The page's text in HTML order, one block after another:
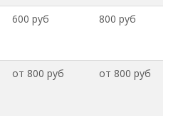
600 руб 800 руб
от 800 руб от 800 руб